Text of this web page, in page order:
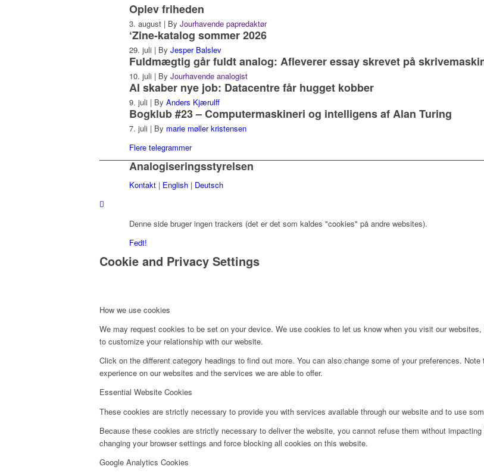
Oplev friheden
3. august | By Jourhavende papredaktør
‘Zine-katalog sommer 2026
29. juli | By Jesper Balslev
Fuldmægtig går fuldt analog: Afleverer essay skrevet på
10. juli | By Jourhavende analogist
AI skaber nye job: Datacentre får hugget kobber
9. juli | By Anders Kjærulff
Bogklub #23 – Computermaskineri og intelligens af Alan Turing
7. juli | By marie møller kristensen
Flere telegrammer
Analogiseringsstyrelsen
Kontakt | English | Deutsch
Denne side bruger ingen trackers (det er det som kaldes "cookies" på andre websites).
Fedt!
Cookie and Privacy Settings
How we use cookies
We may request cookies to be set on your device. We use cookies to let us know when you visit our
to customize your relationship with our website.
Click on the different category headings to find out more. You can also change some of your preferences.
experience on our websites and the services we are able to offer.
Essential Website Cookies
These cookies are strictly necessary to provide you with services available through our website and to use
Because these cookies are strictly necessary to deliver the website, you cannot refuse them without
changing your browser settings and force blocking all cookies on this website.
Google Analytics Cookies